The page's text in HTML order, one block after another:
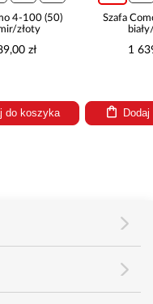
Szafa Como 4-110 (50)
Dodaj do koszyka